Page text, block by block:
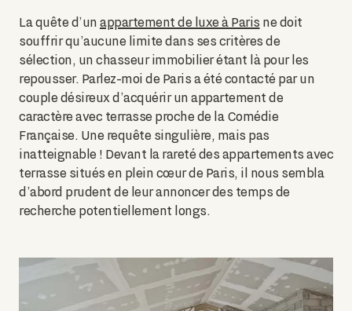
La quête d’un appartement de luxe à Paris ne doit
souffrir qu’aucune limite dans ses critères de
sélection, un chasseur immobilier étant là pour les
repousser. Parlez-moi de Paris a été contacté par un
couple désireux d’acquérir un appartement de
caractère avec terrasse proche de la Comédie
Française. Une requête singulière, mais pas
inatteignable ! Devant la rareté des appartements avec
terrasse situés en plein cœur de Paris, il nous sembla
d’abord prudent de leur annoncer des temps de
recherche potentiellement longs.